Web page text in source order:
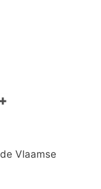
Vlaamse